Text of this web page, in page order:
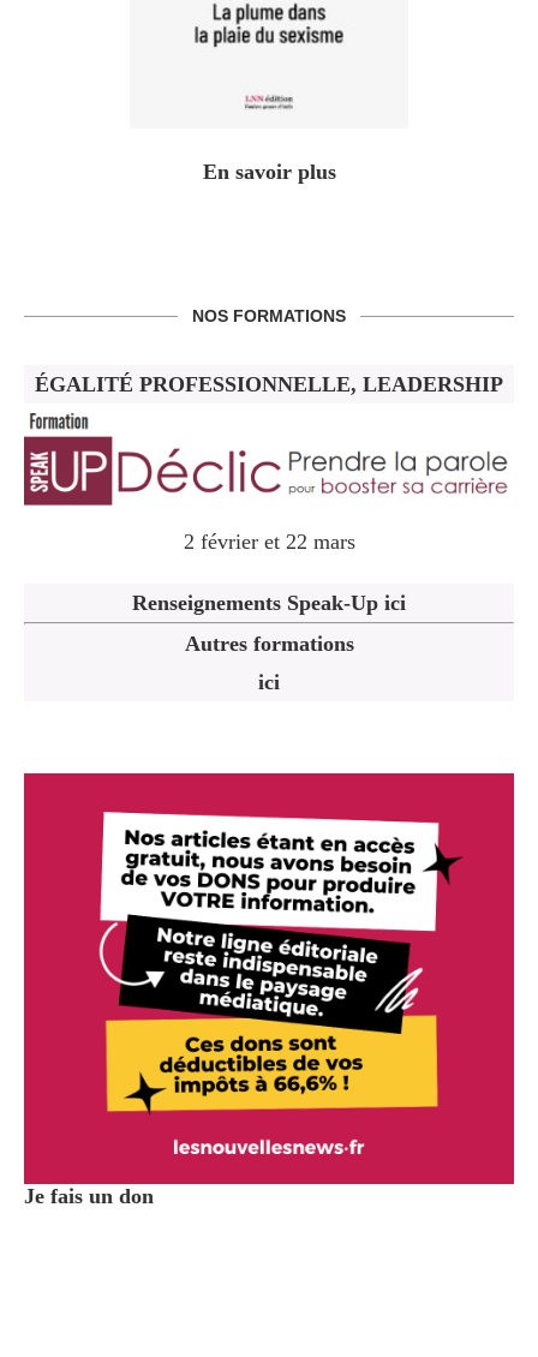
En savoir plus
NOS FORMATIONS
ÉGALITÉ PROFESSIONNELLE, LEADERSHIP
2 février et 22 mars
Renseignements Speak-Up ici
Autres formations
ici
Je fais un don